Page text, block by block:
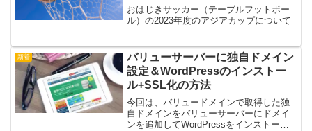
おはじきサッカー（テーブルフットボー
ル）の2023年度のアジアカップについて
新着
バリューサーバーに独自ドメイン
設定＆WordPressのインストー
ル+SSL化の方法
今回は、バリュードメインで取得した独
自ドメインをバリューサーバーにドメイ
ンを追加してWordPressをインストール